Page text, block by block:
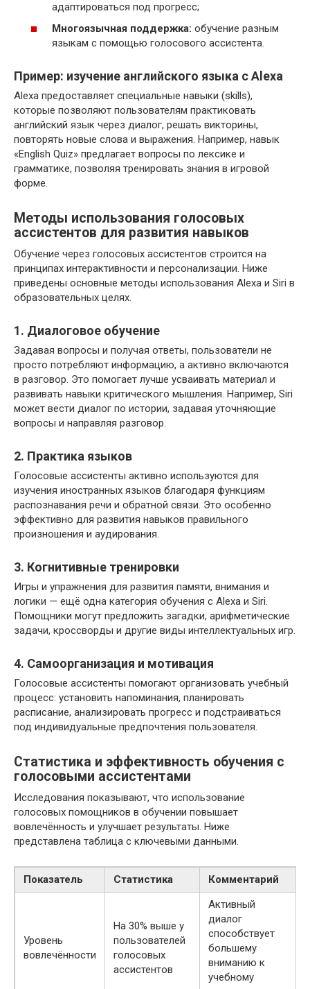
адаптироваться под прогресс;
Многоязычная поддержка: обучение разным
языкам с помощью голосового ассистента.
Пример: изучение английского языка с Alexa
Alexa предоставляет специальные навыки (skills),
которые позволяют пользователям практиковать
английский язык через диалог, решать викторины,
повторять новые слова и выражения. Например, навык
«English Quiz» предлагает вопросы по лексике и
грамматике, позволяя тренировать знания в игровой
форме.
Методы использования голосовых
ассистентов для развития навыков
Обучение через голосовых ассистентов строится на
принципах интерактивности и персонализации. Ниже
приведены основные методы использования Alexa и Siri в
образовательных целях.
1. Диалоговое обучение
Задавая вопросы и получая ответы, пользователи не
просто потребляют информацию, а активно включаются
в разговор. Это помогает лучше усваивать материал и
развивать навыки критического мышления. Например, Siri
может вести диалог по истории, задавая уточняющие
вопросы и направляя разговор.
2. Практика языков
Голосовые ассистенты активно используются для
изучения иностранных языков благодаря функциям
распознавания речи и обратной связи. Это особенно
эффективно для развития навыков правильного
произношения и аудирования.
3. Когнитивные тренировки
Игры и упражнения для развития памяти, внимания и
логики — ещё одна категория обучения с Alexa и Siri.
Помощники могут предложить загадки, арифметические
задачи, кроссворды и другие виды интеллектуальных игр.
4. Самоорганизация и мотивация
Голосовые ассистенты помогают организовать учебный
процесс: установить напоминания, планировать
расписание, анализировать прогресс и подстраиваться
под индивидуальные предпочтения пользователя.
Статистика и эффективность обучения с
голосовыми ассистентами
Исследования показывают, что использование
голосовых помощников в обучении повышает
вовлечённость и улучшает результаты. Ниже
представлена таблица с ключевыми данными.
Показатель Статистика Комментарий
Уровень
вовлечённости
На 30% выше у
пользователей
голосовых
ассистентов
Активный
диалог
способствует
большему
вниманию к
учебному